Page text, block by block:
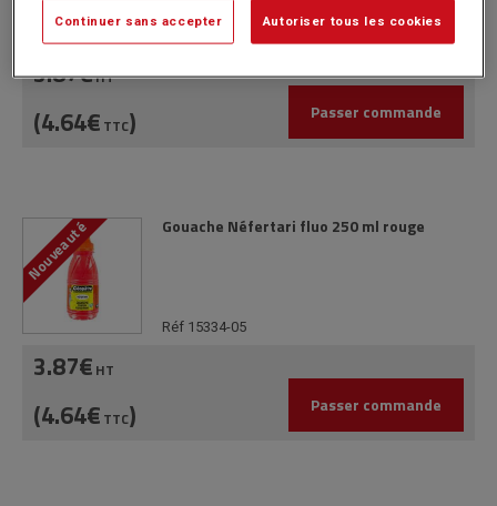
3.87€HT
(4.64€ TTC) Passer commande
Nouveauté Gouache Néfertari fluo 250 ml rouge
Réf 15334-05
3.87€ HT
(4.64€ TTC) Passer commande
Continuer sans accepter Autoriser tous les cookies